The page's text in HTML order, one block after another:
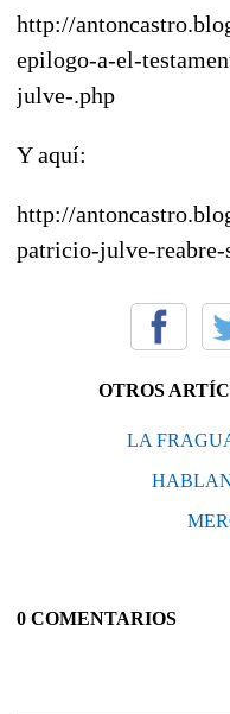
http://
epilogo-a-el-
julve-.php
Y aquí:
http://
patricio-julve-reabre-
OTROS
LA
0 COMENTARIOS